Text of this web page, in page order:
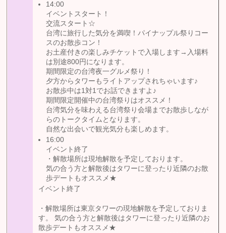
14:00
イベントスタート！
交流スタート☆
台湾に旅行した気分を満喫！パイナップル祭りコー
スのお散歩コン！
お土産付きの楽しみチケットで入場します→入場料
は別途800円になります。
期間限定の台湾夜一グルメ祭り！
夕方からタワーもライトアップされちゃいます♪
お散歩中は1対1でお話できますよ♪
期間限定開催中の台湾祭りはオススメ！
台湾気分を味わえる台湾祭り会場までお散歩しなが
らのトークタイムとなります。
自然な出会いで観光気分も楽しめます。
16:00
イベント終了
・解散場所は現地解散を予定しております。
気の合う方と解散後はタワーに登ったり近隣のお散
歩デートもオススメ★
イベント終了
・解散場所は東京タワーの現地解散を予定しておりま
す。 気の合う方と解散後はタワーに登ったり近隣のお
散歩デートもオススメ★